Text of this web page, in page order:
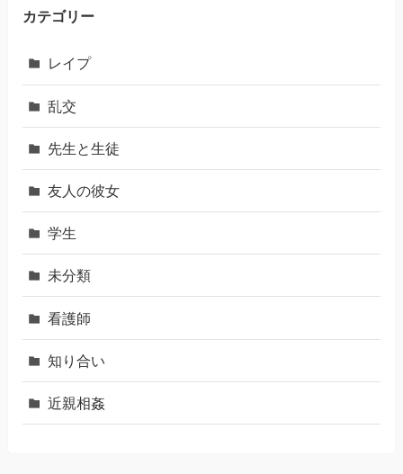
カテゴリー
レイプ
乱交
先生と生徒
友人の彼女
学生
未分類
看護師
知り合い
近親相姦